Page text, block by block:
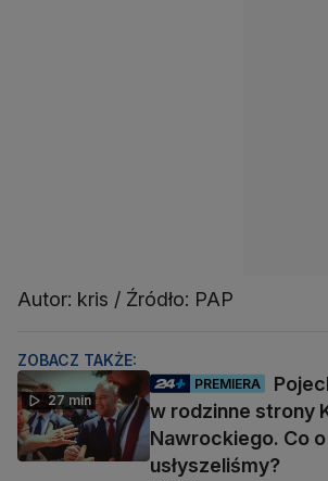
Autor: kris / Źródło: PAP
ZOBACZ TAKŻE:
27 min
PREMIERA
w rodzinne strony
Nawrockiego. Co o
usłyszeliśmy?